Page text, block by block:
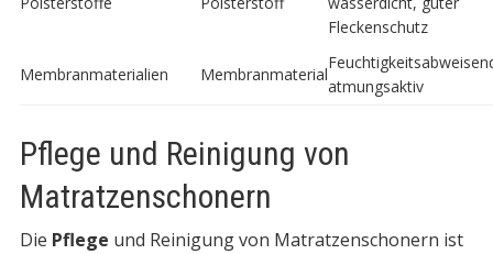
Fleckenschutz
Membranmaterialien Membranmaterial
atmungsaktiv
Pflege und Reinigung von
Matratzenschonern
Die Pflege und Reinigung von Matratzenschonern ist